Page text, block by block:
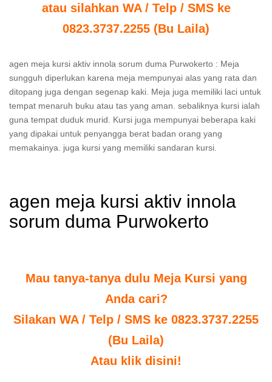
atau silahkan WA / Telp / SMS ke
0823.3737.2255 (Bu Laila)
agen meja kursi aktiv innola sorum duma Purwokerto : Meja
sungguh diperlukan karena meja mempunyai alas yang rata dan
ditopang juga dengan segenap kaki. Meja juga memiliki laci untuk
tempat menaruh buku atau tas yang aman. sebaliknya kursi ialah
guna tempat duduk murid. Kursi juga mempunyai beberapa kaki
yang dipakai untuk penyangga berat badan orang yang
memakainya. juga kursi yang memiliki sandaran kursi.
agen meja kursi aktiv innola
sorum duma Purwokerto
Mau tanya-tanya dulu Meja Kursi yang
Anda cari?
Silakan WA / Telp / SMS ke 0823.3737.2255
(Bu Laila)
Atau klik disini!